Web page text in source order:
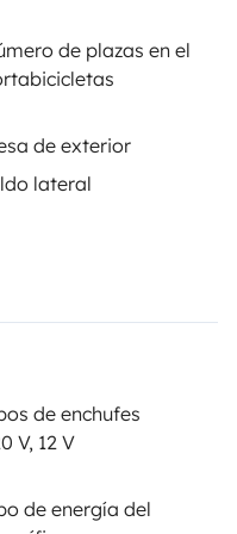
de plazas en el
de exterior
lateral
de enchufes
V, 12 V
de energía del